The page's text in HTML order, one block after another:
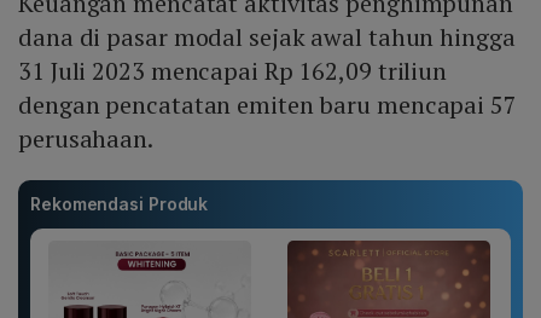
dana di pasar modal sejak awal tahun hingga
31 Juli 2023 mencapai Rp 162,09 triliun
dengan pencatatan emiten baru mencapai 57
perusahaan.
Rekomendasi Produk